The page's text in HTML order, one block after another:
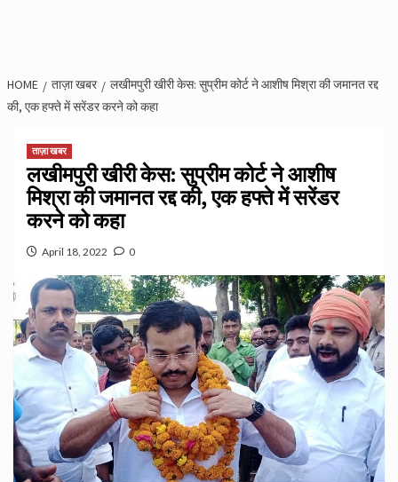
HOME ताज़ा खबर
लखीमपुरी खीरी केस: सुप्रीम कोर्ट ने आशीष मिश्रा की जमानत रद्द
की, एक हफ्ते में सरेंडर करने को कहा
ताज़ा खबर
लखीमपुरी खीरी केस: सुप्रीम कोर्ट ने आशीष
मिश्रा की जमानत रद्द की, एक हफ्ते में सरेंडर
करने को कहा
April 18, 2022 0